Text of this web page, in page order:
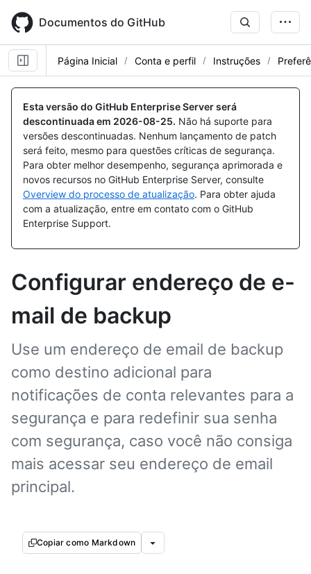
main
content
Documentos do GitHub
Página Inicial Conta e perfil Instruções
Esta versão do GitHub Enterprise Server será
descontinuada em 2026-08-25. Não há suporte para
versões descontinuadas. Nenhum lançamento de patch
será feito, mesmo para questões críticas de segurança.
Para obter melhor desempenho, segurança aprimorada e
novos recursos no GitHub Enterprise Server, consulte
Overview do processo de atualização. Para obter ajuda
com a atualização, entre em contato com o GitHub
Enterprise Support.
Configurar endereço de e-
mail de backup
Use um endereço de email de backup
como destino adicional para
notificações de conta relevantes para a
segurança e para redefinir sua senha
com segurança, caso você não consiga
mais acessar seu endereço de email
principal.
Copiar como Markdown